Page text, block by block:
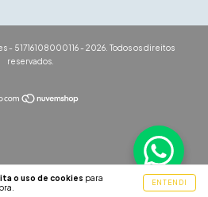
o uso de cookies para
ENTENDI
- 51716108000116 - 2026. Todos os direitos
reservados.